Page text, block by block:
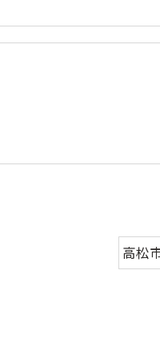
高松